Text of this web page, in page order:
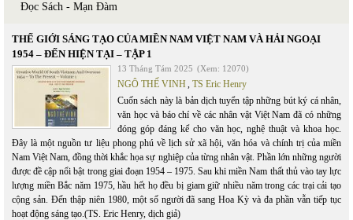
Đọc Sách - Mạn Đàm
THẾ GIỚI SÁNG TẠO CỦA MIỀN NAM VIỆT NAM VÀ HẢI NGOẠI
1954 – ĐẾN HIỆN TẠI – TẬP 1
13 Tháng Tám 2025 (Xem: 12070)
NGÔ THẾ VINH, TS Eric Henry
Cuốn sách này là bản dịch tuyển tập những bút ký cá nhân,
văn học và báo chí về các nhân vật Việt Nam đã có những
đóng góp đáng kể cho văn học, nghệ thuật và khoa học.
Đây là một nguồn tư liệu phong phú về lịch sử xã hội, văn hóa và chính trị của miền
Nam Việt Nam, đồng thời khắc họa sự nghiệp của từng nhân vật. Phần lớn những người
được đề cập nổi bật trong giai đoạn 1954 – 1975. Sau khi miền Nam thất thủ vào tay lực
lượng miền Bắc năm 1975, hầu hết họ đều bị giam giữ nhiều năm trong các trại cải tạo
cộng sản. Đến thập niên 1980, một số người đã sang Hoa Kỳ và đa phần vẫn tiếp tục
hoạt động sáng tạo.(TS. Eric Henry, dịch giả)